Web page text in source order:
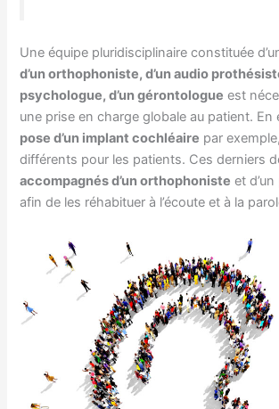
Une équipe pluridisciplinaire constituée
d’un orthophoniste, d’un audio
psychologue, d’un gérontologue est
une prise en charge globale au patient. En
pose d’un implant cochléaire par
différents pour les patients. Ces derniers
accompagnés d’un orthophoniste et
afin de les réhabituer à l’écoute et à la